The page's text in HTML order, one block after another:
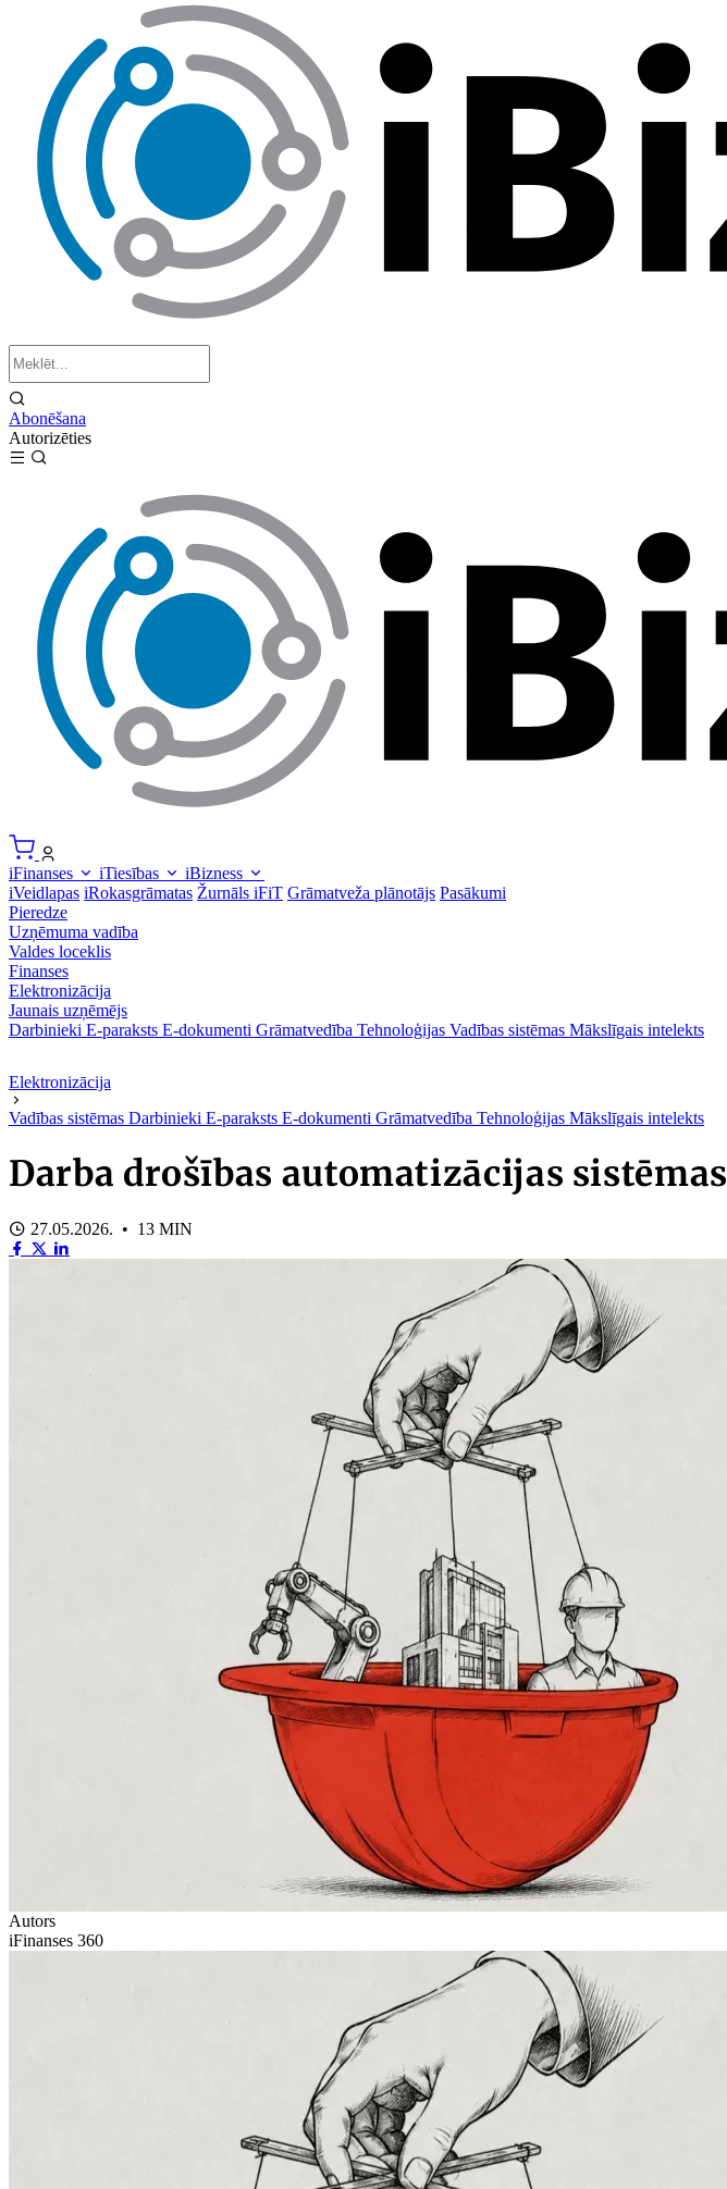
Abonēšana
Autorizēties
iFinanses iTiesības
iBizness
iVeidlapas iRokasgrāmatas Žurnāls iFiT Grāmatveža plānotājs Pasākumi
Pieredze
Uzņēmuma vadība
Valdes loceklis
Finanses
Elektronizācija
Jaunais uzņēmējs
Darbinieki E-paraksts E-dokumenti Grāmatvedība Tehnoloģijas Vadības sistēmas Mākslīgais intelekts
Elektronizācija
Vadības sistēmas Darbinieki E-paraksts E-dokumenti Grāmatvedība Tehnoloģijas Mākslīgais intelekts
Darba drošības automatizācijas sistēmas
27.05.2026. • 13 MIN
Autors
iFinanses 360